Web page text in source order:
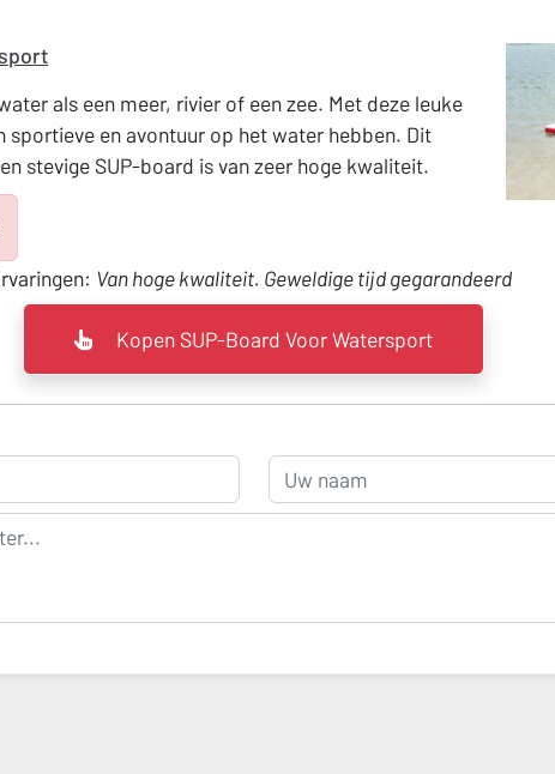
als een meer, rivier of een zee. Met deze leuke
sportieve en avontuur op het water hebben. Dit
stevige SUP-board is van zeer hoge kwaliteit.
Van hoge kwaliteit. Geweldige tijd gegarandeerd
Kopen SUP-Board Voor Watersport